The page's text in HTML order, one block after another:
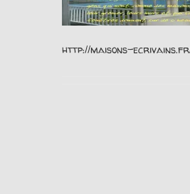
http://maisons-